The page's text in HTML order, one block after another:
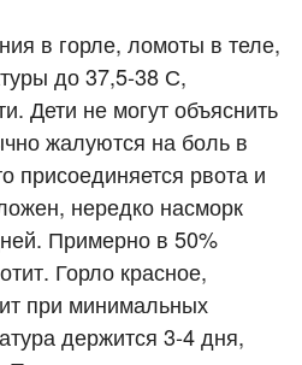
в горле, ломоты в теле,
до 37,5-38 С,
Дети не могут объяснить
жалуются на боль в
присоединяется рвота и
нередко насморк
Примерно в 50%
Горло красное,
при минимальных
держится 3-4 дня,